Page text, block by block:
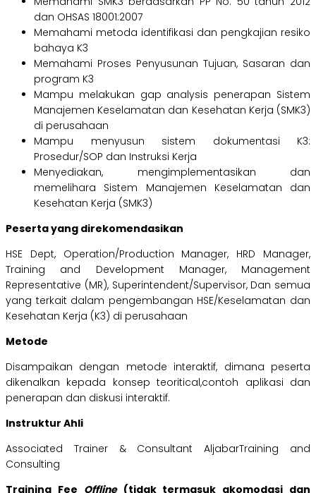
dan OHSAS 18001:2007
Memahami metoda identifikasi dan pengkajian resiko
bahaya K3
Memahami Proses Penyusunan Tujuan, Sasaran dan
program K3
Mampu melakukan gap analysis penerapan Sistem
Manajemen Keselamatan dan Kesehatan Kerja (SMK3)
di perusahaan
Mampu menyusun sistem dokumentasi K3:
Prosedur/SOP dan Instruksi Kerja
Menyediakan, mengimplementasikan dan
memelihara Sistem Manajemen Keselamatan dan
Kesehatan Kerja (SMK3)
Peserta yang direkomendasikan
HSE Dept, Operation/Production Manager, HRD Manager,
Training and Development Manager, Management
Representative (MR), Superintendent/Supervisor, Dan semua
yang terkait dalam pengembangan HSE/Keselamatan dan
Kesehatan Kerja (K3) di perusahaan
Metode
Disampaikan dengan metode interaktif, dimana peserta
dikenalkan kepada konsep teoritical,contoh aplikasi dan
penerapan dan diskusi interaktif.
Instruktur Ahli
Associated Trainer & Consultant AljabarTraining and
Consulting
Training Fee Offline(tidak termasuk akomodasi dan